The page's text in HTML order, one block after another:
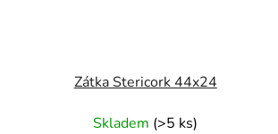
Zátka Stericork 44x24
Skladem (>5 ks)